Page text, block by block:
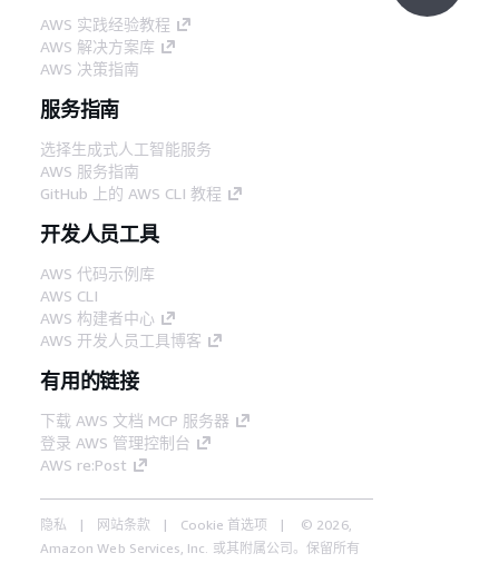
AWS 实践经验教程
AWS 解决方案库
AWS 决策指南
服务指南
选择生成式人工智能服务
AWS 服务指南
GitHub 上的 AWS CLI 教程
开发人员工具
AWS 代码示例库
AWS CLI
AWS 构建者中心
AWS 开发人员工具博客
有用的链接
下载 AWS 文档 MCP 服务器
登录 AWS 管理控制台
AWS re:Post
隐私 网站条款 Cookie 首选项
© 2026,
Amazon Web Services, Inc. 或其附属公司。保留所有